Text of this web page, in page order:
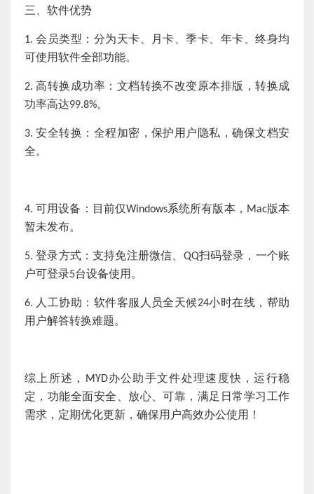
三、软件优势
1.会员类型：分为天卡、月卡、季卡、年卡、终身均
可使用软件全部功能。
2. 高转换成功率：文档转换不改变原本排版，转换成
功率高达99.8%。
3.安全转换：全程加密，保护用户隐私，确保文档安
全。
4. 可用设备：目前仅Windows系统所有版本， Mac版本
暂未发布。
5.登录方式：支持免注册微信、 QQ扫码登录，一个账
户可登录5台设备使用。
6. 人工协助：软件客服人员全天候24小时在线，帮助
用户解答转换难题。
综上所述， MYD办公助手文件处理速度快，运行稳
定，功能全面安全、放心、可靠，满足日常学习工作
需求，定期优化更新，确保用户高效办公使用！